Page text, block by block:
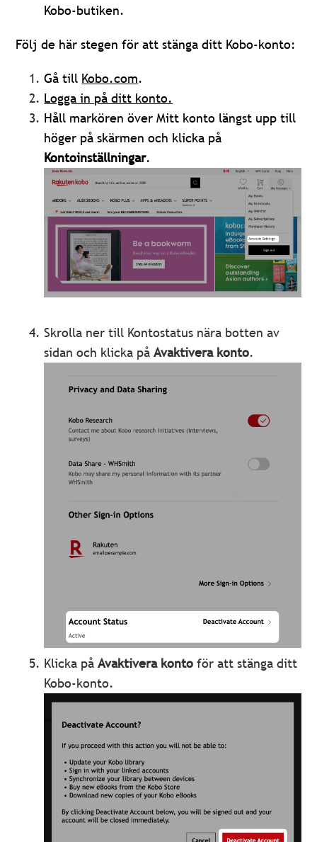
Kobo-butiken.
Följ de här stegen för att stänga ditt Kobo-konto:
Gå till Kobo.com.
Logga in på ditt konto.
Håll markören över Mitt konto längst upp till
höger på skärmen och klicka på
Kontoinställningar.
Skrolla ner till Kontostatus nära botten av
sidan och klicka påAvaktivera konto.
Klicka påAvaktivera konto för att stänga ditt
Kobo-konto.